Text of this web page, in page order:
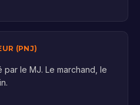
(PNJ)
le MJ. Le marchand, le